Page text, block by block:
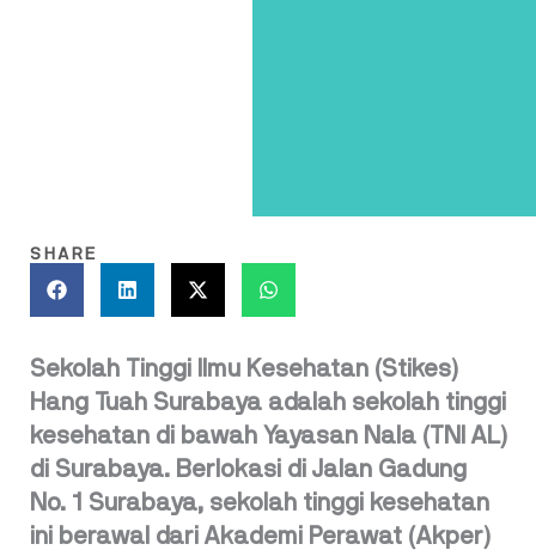
SHARE
Sekolah Tinggi Ilmu Kesehatan (Stikes)
Hang Tuah Surabaya adalah sekolah tinggi
kesehatan di bawah Yayasan Nala (TNI AL)
di Surabaya. Berlokasi di Jalan Gadung
No. 1 Surabaya, sekolah tinggi kesehatan
ini berawal dari Akademi Perawat (Akper)